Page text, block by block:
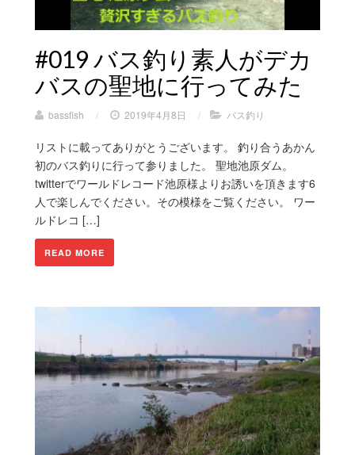
#019 バス釣り素人がデカ
バスの聖地に行ってみた
bassfish / 2019年4月8日 / バス釣り
リストに載ってありがとうございます。 釣り合うあかん
初のバス釣りに行って参りました。 聖地池原ダム。
twitterでワールドレコード池原様よりお誘いを頂きます6
人で楽しんでください。その模様をご覧ください。 ワー
ルドレコ […]
READ MORE